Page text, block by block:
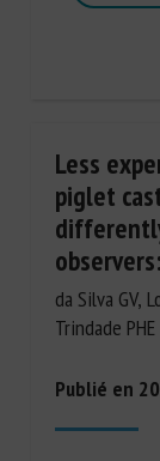
Less
piglet
da Silva GV,
Trindade PHE
Publié en